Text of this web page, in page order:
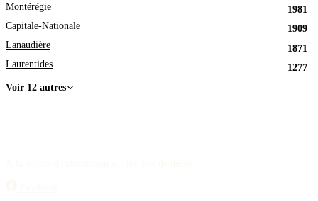
Montérégie
1981
Capitale-Nationale
1909
Lanaudière
1871
Laurentides
1277
Voir 12 autres